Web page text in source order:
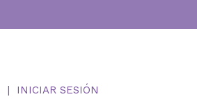
INICIAR SESIÓN